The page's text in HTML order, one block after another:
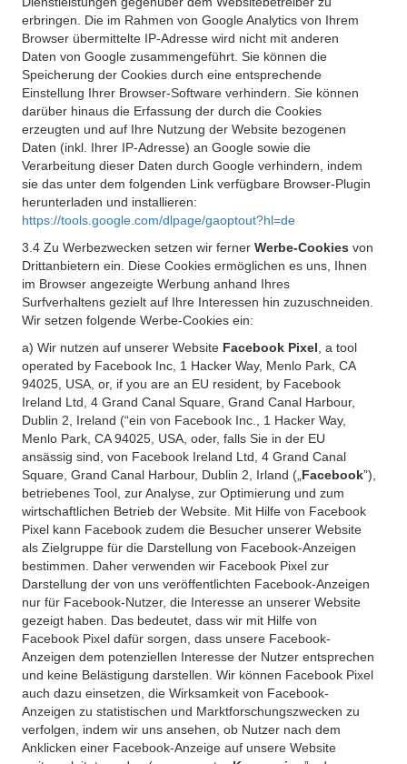
erbringen. Die im Rahmen von Google Analytics von Ihrem
Browser übermittelte IP-Adresse wird nicht mit anderen
Daten von Google zusammengeführt. Sie können die
Speicherung der Cookies durch eine entsprechende
Einstellung Ihrer Browser-Software verhindern. Sie können
darüber hinaus die Erfassung der durch die Cookies
erzeugten und auf Ihre Nutzung der Website bezogenen
Daten (inkl. Ihrer IP-Adresse) an Google sowie die
Verarbeitung dieser Daten durch Google verhindern, indem
sie das unter dem folgenden Link verfügbare Browser-Plugin
herunterladen und installieren:
https://tools.google.com/dlpage/gaoptout?hl=de
3.4 Zu Werbezwecken setzen wir ferner Werbe-Cookies von
Drittanbietern ein. Diese Cookies ermöglichen es uns, Ihnen
im Browser angezeigte Werbung anhand Ihres
Surfverhaltens gezielt auf Ihre Interessen hin zuzuschneiden.
Wir setzen folgende Werbe-Cookies ein:
a) Wir nutzen auf unserer Website Facebook Pixel , a tool
operated by Facebook Inc, 1 Hacker Way, Menlo Park, CA
94025, USA, or, if you are an EU resident, by Facebook
Ireland Ltd, 4 Grand Canal Square, Grand Canal Harbour,
Dublin 2, Ireland (“ein von Facebook Inc., 1 Hacker Way,
Menlo Park, CA 94025, USA, oder, falls Sie in der EU
ansässig sind, von Facebook Ireland Ltd, 4 Grand Canal
Square, Grand Canal Harbour, Dublin 2, Irland („ Facebook”),
betriebenes Tool, zur Analyse, zur Optimierung und zum
wirtschaftlichen Betrieb der Website. Mit Hilfe von Facebook
Pixel kann Facebook zudem die Besucher unserer Website
als Zielgruppe für die Darstellung von Facebook-Anzeigen
bestimmen. Daher verwenden wir Facebook Pixel zur
Darstellung der von uns veröffentlichten Facebook-Anzeigen
nur für Facebook-Nutzer, die Interesse an unserer Website
gezeigt haben. Das bedeutet, dass wir mit Hilfe von
Facebook Pixel dafür sorgen, dass unsere Facebook-
Anzeigen dem potenziellen Interesse der Nutzer entsprechen
und keine Belästigung darstellen. Wir können Facebook Pixel
auch dazu einsetzen, die Wirksamkeit von Facebook-
Anzeigen zu statistischen und Marktforschungszwecken zu
verfolgen, indem wir uns ansehen, ob Nutzer nach dem
Anklicken einer Facebook-Anzeige auf unsere Website